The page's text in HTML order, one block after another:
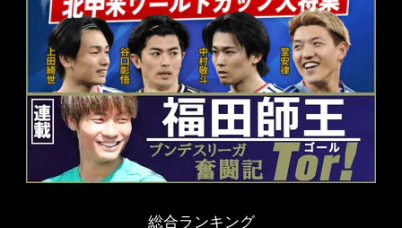
総合ランキング